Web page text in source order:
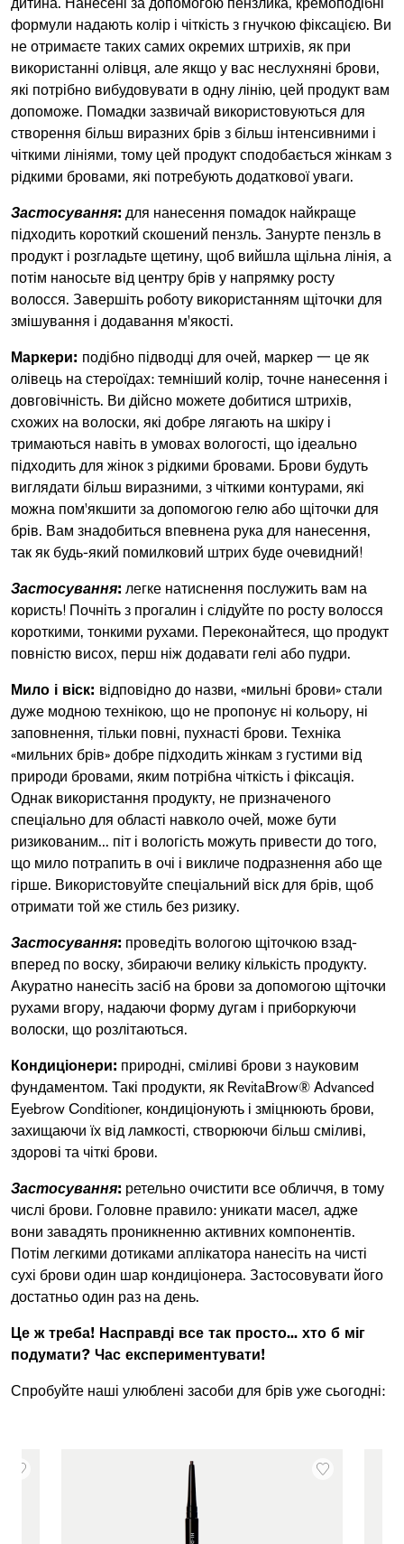
дитина. Нанесені за допомогою пензлика, кремоподібні
формули надають колір і чіткість з гнучкою фіксацією. Ви
не отримаєте таких самих окремих штрихів, як при
використанні олівця, але якщо у вас неслухняні брови,
які потрібно вибудовувати в одну лінію, цей продукт вам
допоможе. Помадки зазвичай використовуються для
створення більш виразних брів з більш інтенсивними і
чіткими лініями, тому цей продукт сподобається жінкам з
рідкими бровами, які потребують додаткової уваги.
Застосування: для нанесення помадок найкраще
підходить короткий скошений пензль. Занурте пензль в
продукт і розгладьте щетину, щоб вийшла щільна лінія, а
потім наносьте від центру брів у напрямку росту
волосся. Завершіть роботу використанням щіточки для
змішування і додавання м'якості.
Маркери: подібно підводці для очей, маркер 一 це як
олівець на стероїдах: темніший колір, точне нанесення і
довговічність. Ви дійсно можете добитися штрихів,
схожих на волоски, які добре лягають на шкіру і
тримаються навіть в умовах вологості, що ідеально
підходить для жінок з рідкими бровами. Брови будуть
виглядати більш виразними, з чіткими контурами, які
можна пом'якшити за допомогою гелю або щіточки для
брів. Вам знадобиться впевнена рука для нанесення,
так як будь-який помилковий штрих буде очевидний!
Застосування: легке натиснення послужить вам на
користь! Почніть з прогалин і слідуйте по росту волосся
короткими, тонкими рухами. Переконайтеся, що продукт
повністю висох, перш ніж додавати гелі або пудри.
Мило і віск: відповідно до назви, «мильні брови» стали
дуже модною технікою, що не пропонує ні кольору, ні
заповнення, тільки повні, пухнасті брови. Техніка
«мильних брів» добре підходить жінкам з густими від
природи бровами, яким потрібна чіткість і фіксація.
Однак використання продукту, не призначеного
спеціально для області навколо очей, може бути
ризикованим... піт і вологість можуть привести до того,
що мило потрапить в очі і викличе подразнення або ще
гірше. Використовуйте спеціальний віск для брів, щоб
отримати той же стиль без ризику.
Застосування: проведіть вологою щіточкою взад-
вперед по воску, збираючи велику кількість продукту.
Акуратно нанесіть засіб на брови за допомогою щіточки
рухами вгору, надаючи форму дугам і приборкуючи
волоски, що розлітаються.
Кондиціонери: природні, сміливі брови з науковим
фундаментом. Такі продукти, як RevitaBrow® Advanced
Eyebrow Conditioner, кондиціонують і зміцнюють брови,
захищаючи їх від ламкості, створюючи більш сміливі,
здорові та чіткі брови.
Застосування: ретельно очистити все обличчя, в тому
числі брови. Головне правило: уникати масел, адже
вони завадять проникненню активних компонентів.
Потім легкими дотиками аплікатора нанесіть на чисті
сухі брови один шар кондиціонера. Застосовувати його
достатньо один раз на день.
Це ж треба! Насправді все так просто... хто б міг
подумати? Час експериментувати!
Спробуйте наші улюблені засоби для брів уже сьогодні: